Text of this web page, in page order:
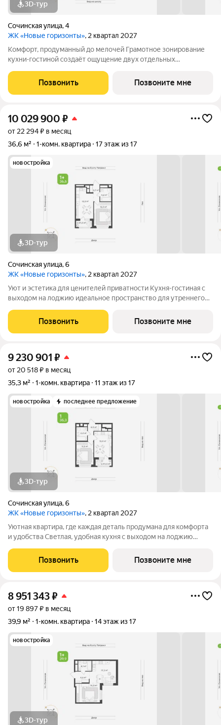
3D-тур
Сочинская улица,4
ЖК «Новые горизонты», 2 квартал 2027
Комфорт, продуманный до мелочей Грамотное зонирование
кухни-гостиной создаёт ощущение двух отдельных
мастер-спальня с личным санузлом, выделенным местом под
шкаф и лоджией обеспечивает
Позвонить Позвоните мне
10 029 900 ₽
от 22 294 ₽ в месяц
36,6 м²
1-комн. квартира 17 этаж из 17
новостройка
3D-тур
Сочинская улица,6
ЖК «Новые горизонты», 2 квартал 2027
Уют и эстетика для ценителей приватности Кухня-гостиная с
выходом на лоджию идеальное пространство для утреннего
спроектирована с учётом эргономики и уюта. Выделенное
место под систему хранения
Позвонить Позвоните мне
9 230 901 ₽
от 20 518 ₽ в месяц
35,3 м²
1-комн. квартира 11 этаж из 17
новостройка последнее предложение
3D-тур
Сочинская улица,6
ЖК «Новые горизонты», 2 квартал 2027
Уютная квартира, где каждая деталь продумана для комфорта
и удобства Светлая, удобная кухня с выходом на лоджию
превращается в настоящее искусство Спальня станет личным
уголком спокойствия. Здесь
Позвонить Позвоните мне
8 951 343₽
от 19 897 ₽ в месяц
39,9 м²
1-комн. квартира 14 этаж из 17
новостройка
3D-тур